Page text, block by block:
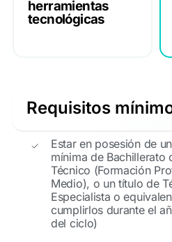
herramientas
tecnológicas
Requisitos
Estar en posesión de
mínima de Bachillerato
Técnico (Formación
Medio), o un título de
Especialista o
cumplirlos durante el
del ciclo)